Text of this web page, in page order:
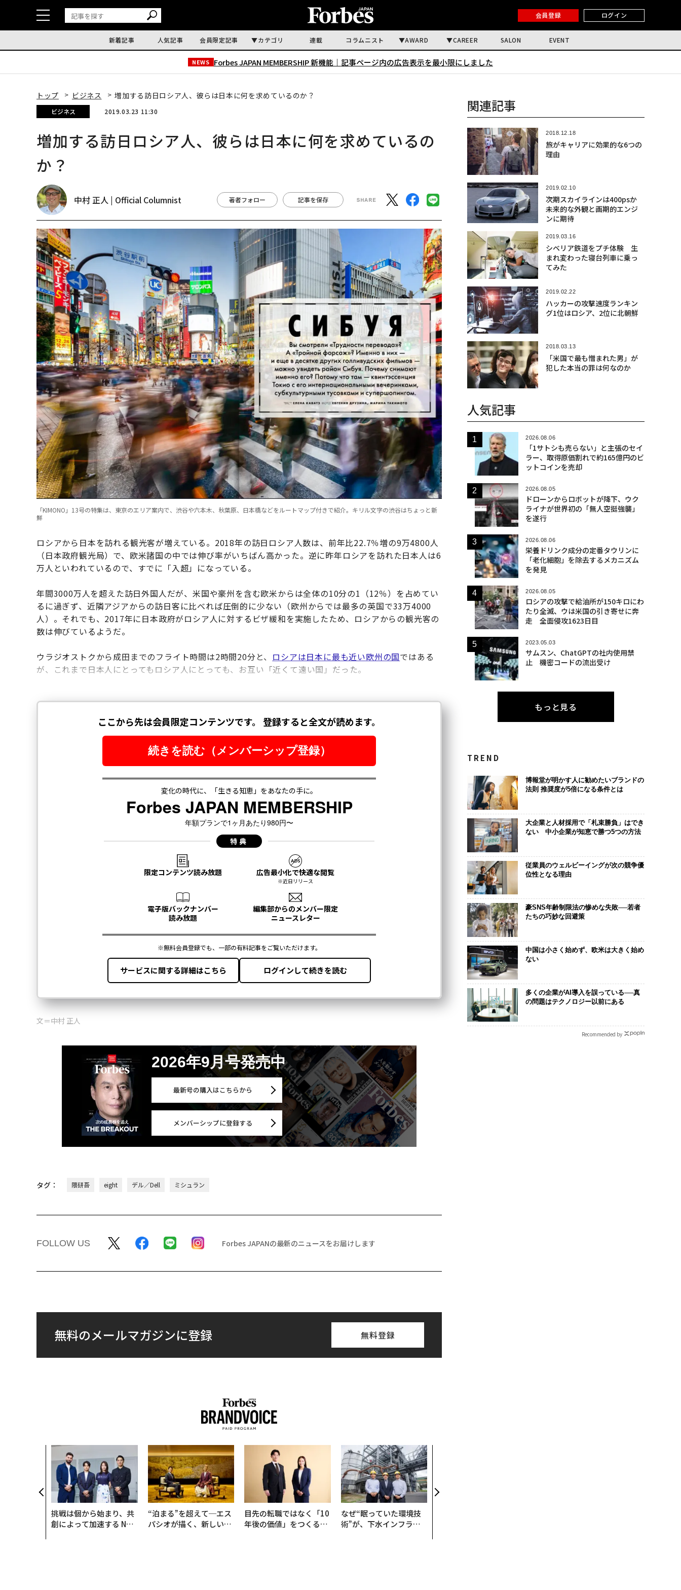
会員登録 ログイン
新着記事 人気記事 会員限定記事 カテゴリ 連載 コラムニスト AWARD CAREER SALON EVENT
NEWS Forbes JAPAN MEMBERSHIP 新機能｜ 記事ページ内の広告表示を最小限にしました
トップ ビジネス 増加する訪日ロシア人、彼らは日本に何を求めているのか？
ビジネス 2019.03.23 11:30
増加する訪日ロシア人、彼らは日本に何を求めているの
か？
中村 正人 | Official Columnist 著者フォロー 記事を保存
「KIMONO」13号の特集は、東京のエリア案内で、渋谷や六本木、秋葉原、日本橋などをルートマップ付きで紹介。キリル文字の渋谷はちょっと新
鮮
ロシアから日本を訪れる観光客が増えている。2018年の訪日ロシア人数は、前年比22.7％増の9万4800人
（日本政府観光局）で、欧米諸国の中では伸び率がいちばん高かった。逆に昨年ロシアを訪れた日本人は6
万人といわれているので、すでに「入超」になっている。
年間3000万人を超えた訪日外国人だが、米国や豪州を含む欧米からは全体の10分の1（12％）を占めてい
るに過ぎず、近隣アジアからの訪日客に比べれば圧倒的に少ない（欧州からでは最多の英国で33万4000
人）。それでも、2017年に日本政府がロシア人に対するビザ緩和を実施したため、ロシアからの観光客の
数は伸びているようだ。
ウラジオストクから成田までのフライト時間は2時間20分と、 ロシアは日本に最も近い欧州の国ではある
が、これまで日本人にとってもロシア人にとっても、お互い「近くて遠い国」だった。
文＝中村 正人
2026年9月号発売中
最新号の購入はこちらから
メンバーシップに登録する
タグ： 隈研吾 eight デル／Dell ミシュラン
FOLLOW US Forbes JAPANの最新のニュースをお届けします
無料のメールマガジンに登録 無料登録
挑戦は個から始まり、共
創によって加速する NOR
“泊まる”を超えて─エス
パシオが描く、新しい日
目先の転職ではなく「10
年後の価値」をつくる─
なぜ“眠っていた環境技
術”が、下水インフラを
関連記事
2018.12.18
旅がキャリアに効果的な6つの
理由
2019.02.10
次期スカイラインは400psか
未来的な外観と画期的エンジ
ンに期待
2019.03.16
シベリア鉄道をプチ体験 生
まれ変わった寝台列車に乗っ
てみた
2019.02.22
ハッカーの攻撃速度ランキン
グ1位はロシア、2位に北朝鮮
2018.03.13
「米国で最も憎まれた男」が
犯した本当の罪は何なのか
人気記事
2026.08.06
「1サトシも売らない」と主張のセイ
ラー、取得原価割れで約165億円のビ
ットコインを売却
2026.08.05
ドローンからロボットが降下、ウク
ライナが世界初の「無人空挺強襲」
を遂行
2026.08.06
栄養ドリンク成分の定番タウリンに
「老化細胞」を除去するメカニズム
を発見
2026.08.05
ロシアの攻撃で給油所が150キロにわ
たり全滅、ウは米国の引き寄せに奔
走 全面侵攻1623日目
2023.05.03
サムスン、ChatGPTの社内使用禁
止 機密コードの流出受け
もっと見る
TREND
博報堂が明かす人に勧めたいブランドの
法則 推奨度が5倍になる条件とは
大企業と人材採用で「札束勝負」はでき
ない 中小企業が知恵で勝つ5つの方法
従業員のウェルビーイングが次の競争優
位性となる理由
豪SNS年齢制限法の惨めな失敗──若者
たちの巧妙な回避策
中国は小さく始めず、欧米は大きく始め
ない
多くの企業がAI導入を誤っている──真
の問題はテクノロジー以前にある
Recommended by